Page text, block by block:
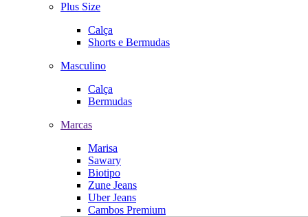
Plus Size
Calça
Shorts e Bermudas
Masculino
Calça
Bermudas
Marcas
Marisa
Sawary
Biotipo
Zune Jeans
Uber Jeans
Cambos Premium